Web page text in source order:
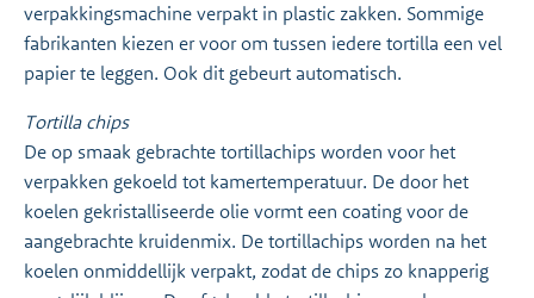
verpakkingsmachine verpakt in plastic zakken. Sommige
fabrikanten kiezen er voor om tussen iedere tortilla een vel
papier te leggen. Ook dit gebeurt automatisch.
Tortilla chips
De op smaak gebrachte tortillachips worden voor het
verpakken gekoeld tot kamertemperatuur. De door het
koelen gekristalliseerde olie vormt een coating voor de
aangebrachte kruidenmix. De tortillachips worden na het
koelen onmiddellijk verpakt, zodat de chips zo knapperig